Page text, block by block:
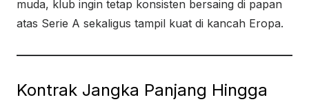
muda, klub ingin tetap konsisten bersaing di papan
atas Serie A sekaligus tampil kuat di kancah Eropa.
Kontrak Jangka Panjang Hingga